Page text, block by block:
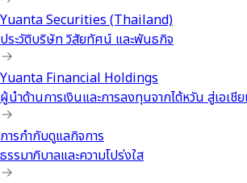
Yuanta Securities (Thailand)
ประวัติบริษัท วิสัยทัศน์ และพันธกิจ
Yuanta Financial Holdings
ผู้นำด้านการเงินและการลงทุนจากไต้หวัน สู่เอเชี
การกำกับดูแลกิจการ
ธรรมาภิบาลและความโปร่งใส